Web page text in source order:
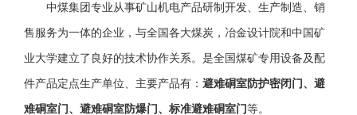
中煤集团专业从事矿山机电产品研制开发、生产制造、销
售服务为一体的企业，与全国各大煤炭，冶金设计院和中国矿
业大学建立了良好的技术协作关系。是全国煤矿专用设备及配
件产品定点生产单位、主要产品有： 避难硐室防护密闭门、避
难硐室门、避难硐室防爆门、标准避难硐室门等。